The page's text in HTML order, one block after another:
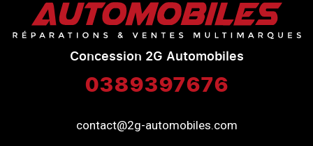
Concession 2G Automobiles
0389397676
contact@2g-automobiles.com